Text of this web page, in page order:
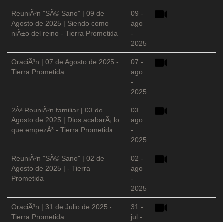
ReuniÃ³n "SÃ© Sano" | 09 de
Agosto de 2025 | Siendo como
niÃ±o del reino - Tierra Prometida
09 -
ago
-
2025
OraciÃ³n | 07 de Agosto de 2025 -
Tierra Prometida
07 -
ago
-
2025
2Âª ReuniÃ³n familiar | 03 de
Agosto de 2025 | Dios acabarÃ¡ lo
que empezÃ³ - Tierra Prometida
03 -
ago
-
2025
ReuniÃ³n "SÃ© Sano" | 02 de
Agosto de 2025 | - Tierra
Prometida
02 -
ago
-
2025
OraciÃ³n | 31 de Julio de 2025 -
Tierra Prometida
31 -
jul -